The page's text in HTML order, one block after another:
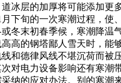
冰层的加厚将可能添加
下旬的一次寒潮过程，
冬末初春季候，寒潮降
的钢塔鄙人雪天时，
和德律风线不堪沉荷而
电力设备影响还有寒潮
的应对办法。别的寒